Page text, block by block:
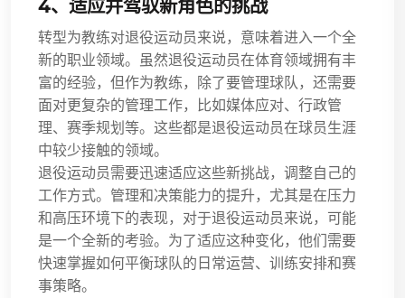
4、适应并驾驭新角色的挑战
转型为教练对退役运动员来说，意味着进入一个全
新的职业领域。虽然退役运动员在体育领域拥有丰
富的经验，但作为教练，除了要管理球队，还需要
面对更复杂的管理工作，比如媒体应对、行政管
理、赛季规划等。这些都是退役运动员在球员生涯
中较少接触的领域。
退役运动员需要迅速适应这些新挑战，调整自己的
工作方式。管理和决策能力的提升，尤其是在压力
和高压环境下的表现，对于退役运动员来说，可能
是一个全新的考验。为了适应这种变化，他们需要
快速掌握如何平衡球队的日常运营、训练安排和赛
事策略。